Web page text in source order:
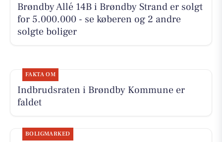
Brøndby Allé 14B i Brøndby Strand er solgt
for 5.000.000 - se køberen og 2 andre
solgte boliger
FAKTA OM
Indbrudsraten i Brøndby Kommune er
faldet
BOLIGMARKED